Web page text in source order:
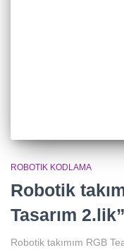
ROBOTIK KODLAMA
Robotik
Tasarım
Robotik takımım RGB